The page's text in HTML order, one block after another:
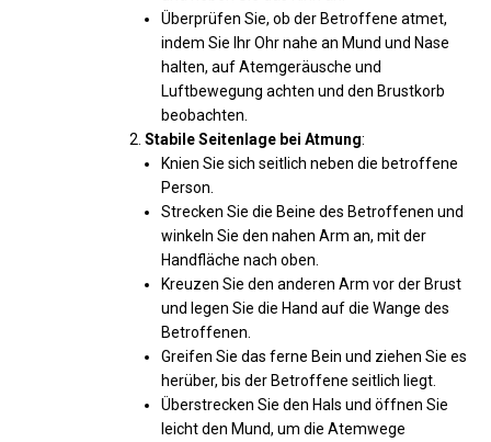
Überprüfen Sie, ob der Betroffene atmet,
indem Sie Ihr Ohr nahe an Mund und Nase
halten, auf Atemgeräusche und
Luftbewegung achten und den Brustkorb
beobachten.
Stabile Seitenlage bei Atmung:
Knien Sie sich seitlich neben die betroffene
Person.
Strecken Sie die Beine des Betroffenen und
winkeln Sie den nahen Arm an, mit der
Handfläche nach oben.
Kreuzen Sie den anderen Arm vor der Brust
und legen Sie die Hand auf die Wange des
Betroffenen.
Greifen Sie das ferne Bein und ziehen Sie es
herüber, bis der Betroffene seitlich liegt.
Überstrecken Sie den Hals und öffnen Sie
leicht den Mund, um die Atemwege